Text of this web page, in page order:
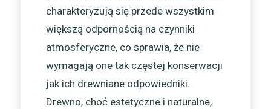
charakteryzują się przede wszystkim
większą odpornością na czynniki
atmosferyczne, co sprawia, że nie
wymagają one tak częstej konserwacji
jak ich drewniane odpowiedniki.
Drewno, choć estetyczne i naturalne,